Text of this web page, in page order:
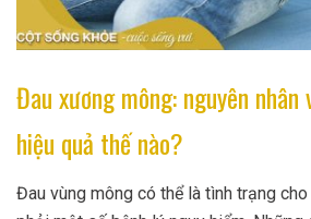
Đau xương mông: nguyên
hiệu quả thế nào?
Đau vùng mông có thể là tình trạng